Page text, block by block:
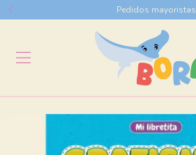
Pedidos mayoristas